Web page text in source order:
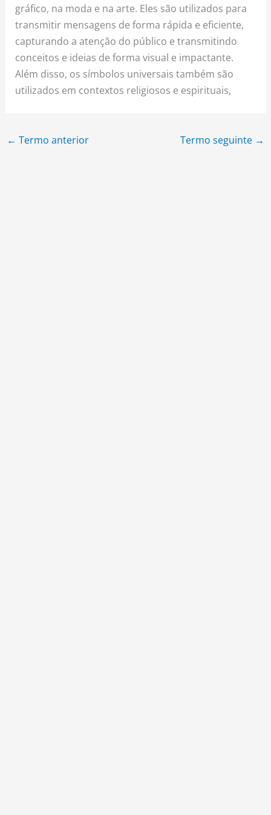
gráfico, na moda e na arte. Eles são utilizados para
transmitir mensagens de forma rápida e eficiente,
capturando a atenção do público e transmitindo
conceitos e ideias de forma visual e impactante.
Além disso, os símbolos universais também são
utilizados em contextos religiosos e espirituais,
← Termo anterior Termo seguinte →